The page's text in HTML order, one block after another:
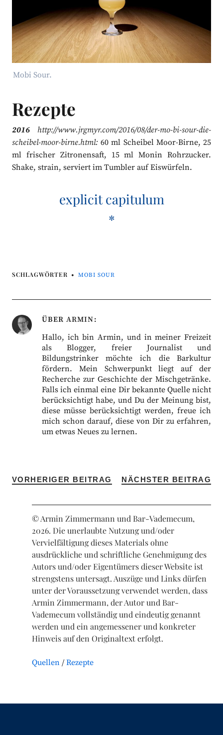
Mobi Sour.
Rezepte
2016http://www.jrgmyr.com/2016/08/der-mo-bi-sour-die-
scheibel-moor-birne.html:60 ml Scheibel Moor-Birne, 25
ml frischer Zitronensaft, 15 ml Monin Rohrzucker.
Shake, strain, serviert im Tumbler auf Eiswürfeln.
explicit capitulum
*
SCHLAGWÖRTER MOBI SOUR
ÜBER ARMIN
Hallo, ich bin Armin, und in meiner Freizeit
als Blogger, freier Journalist und
Bildungstrinker möchte ich die Barkultur
fördern. Mein Schwerpunkt liegt auf der
Recherche zur Geschichte der Mischgetränke.
Falls ich einmal eine Dir bekannte Quelle nicht
berücksichtigt habe, und Du der Meinung bist,
diese müsse berücksichtigt werden, freue ich
mich schon darauf, diese von Dir zu erfahren,
um etwas Neues zu lernen.
VORHERIGER BEITRAG NÄCHSTER BEITRAG
© Armin Zimmermann und Bar-Vademecum,
2026. Die unerlaubte Nutzung und/oder
Vervielfältigung dieses Materials ohne
ausdrückliche und schriftliche Genehmigung des
Autors und/oder Eigentümers dieser Website ist
strengstens untersagt. Auszüge und Links dürfen
unter der Voraussetzung verwendet werden, dass
Armin Zimmermann, der Autor und Bar-
Vademecum vollständig und eindeutig genannt
werden und ein angemessener und konkreter
Hinweis auf den Originaltext erfolgt.
Quellen Rezepte